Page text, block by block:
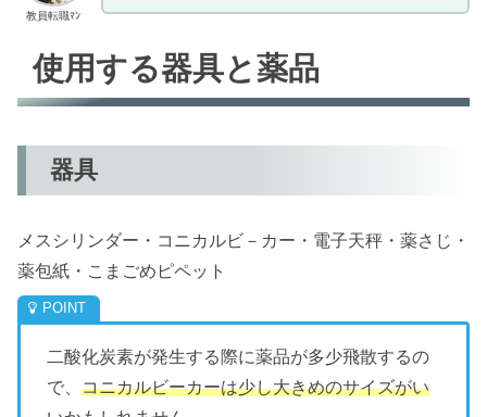
教員転職ﾏﾝ
使用する器具と薬品
器具
メスシリンダー・コニカルビ－カー・電子天秤・薬さじ・
薬包紙・こまごめピペット
二酸化炭素が発生する際に薬品が多少飛散するの
で、 コニカルビーカーは少し大きめのサイズがい